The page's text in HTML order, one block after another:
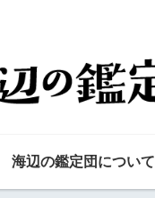
海辺の鑑定団について